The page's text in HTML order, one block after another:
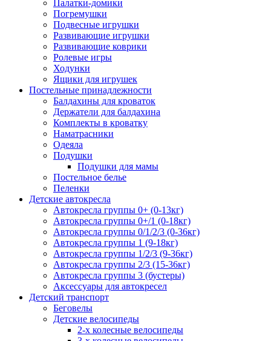
Палатки-домики
Погремушки
Подвесные игрушки
Развивающие игрушки
Развивающие коврики
Ролевые игры
Ходунки
Ящики для игрушек
Постельные принадлежности
Балдахины для кроваток
Держатели для балдахина
Комплекты в кроватку
Наматрасники
Одеяла
Подушки
Подушки для мамы
Постельное белье
Пеленки
Детские автокресла
Автокресла группы 0+ (0-13кг)
Автокресла группы 0+/1 (0-18кг)
Автокресла группы 0/1/2/3 (0-36кг)
Автокресла группы 1 (9-18кг)
Автокресла группы 1/2/3 (9-36кг)
Автокресла группы 2/3 (15-36кг)
Автокресла группы 3 (бустеры)
Аксессуары для автокресел
Детский транспорт
Беговелы
Детские велосипеды
2-х колесные велосипеды